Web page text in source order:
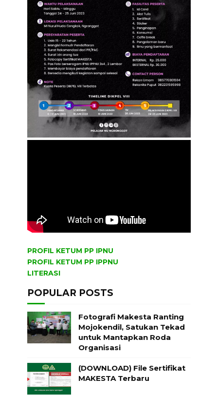
PROFIL KETUM PP IPNU
PROFIL KETUM PP IPPNU
LITERASI
POPULAR POSTS
Fotografi Makesta Ranting
Mojokendil, Satukan Tekad
untuk Mantapkan Roda
Organisasi
(DOWNLOAD) File Sertifikat
MAKESTA Terbaru